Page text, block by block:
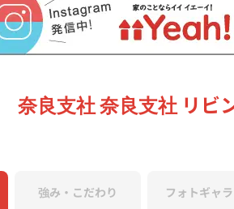
良支社 奈良支社 リビ
強み・こだわり フォトギャ